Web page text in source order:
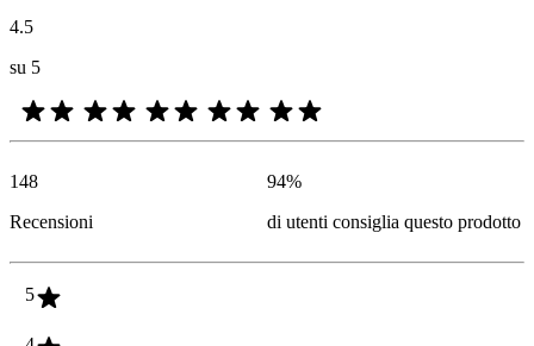
4.5
su 5
148
Recensioni
94%
di utenti consiglia questo prodotto
5